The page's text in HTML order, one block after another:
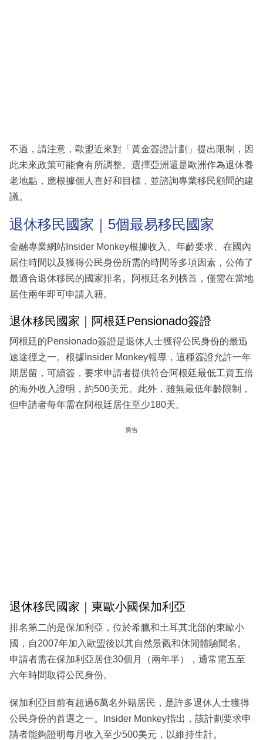
不過，請注意，歐盟近來對「黃金簽證計劃」提出限制，因
此未來政策可能會有所調整。選擇亞洲還是歐洲作為退休養
老地點，應根據個人喜好和目標，並諮詢專業移民顧問的建
議。
退休移民國家｜5個最易移民國家
金融專業網站Insider Monkey根據收入、年齡要求、在國內
居住時間以及獲得公民身份所需的時間等多項因素，公佈了
最適合退休移民的國家排名。阿根廷名列榜首，僅需在當地
居住兩年即可申請入籍。
退休移民國家｜阿根廷Pensionado簽證
阿根廷的Pensionado簽證是退休人士獲得公民身份的最迅
速途徑之一。根據Insider Monkey報導，這種簽證允許一年
期居留，可續簽，要求申請者提供符合阿根廷最低工資五倍
的海外收入證明，約500美元。此外，雖無最低年齡限制，
但申請者每年需在阿根廷居住至少180天。
廣告
退休移民國家｜東歐小國保加利亞
排名第二的是保加利亞，位於希臘和土耳其北部的東歐小
國，自2007年加入歐盟後以其自然景觀和休閒體驗聞名。
申請者需在保加利亞居住30個月（兩年半），通常需五至
六年時間取得公民身份。
保加利亞目前有超過6萬名外籍居民，是許多退休人士獲得
公民身份的首選之一。Insider Monkey指出，該計劃要求申
請者能夠證明每月收入至少500美元，以維持生計。